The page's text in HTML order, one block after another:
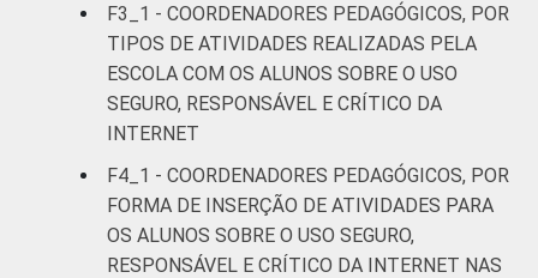
Sudeste 57
Sul
Centro-
Oeste
64
Urbana
F3_1 - COORDENADORES PEDAGÓGICOS, POR
TIPOS DE ATIVIDADES REALIZADAS PELA
ESCOLA COM OS ALUNOS SOBRE O USO
SEGURO, RESPONSÁVEL E CRÍTICO DA
INTERNET
F4_1 - COORDENADORES PEDAGÓGICOS, POR
FORMA DE INSERÇÃO DE ATIVIDADES PARA
OS ALUNOS SOBRE O USO SEGURO,
RESPONSÁVEL E CRÍTICO DA INTERNET NAS